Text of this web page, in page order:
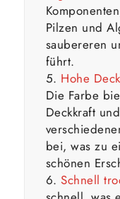
Pilzen und
saubereren
führt.
Hohe
Die Farbe
Deckkraft
bei, was zu
schönen
Schnell